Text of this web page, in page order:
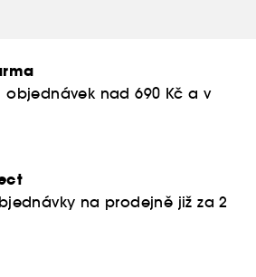
objednávek nad 690 Kč a v
na prodejně již za 2